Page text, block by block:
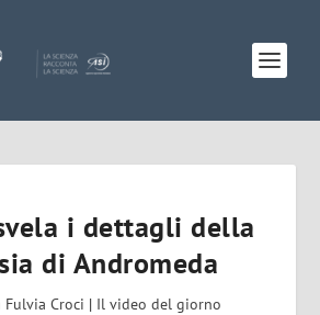
i dettagli della
di Andromeda
Fulvia Croci | Il video del giorno